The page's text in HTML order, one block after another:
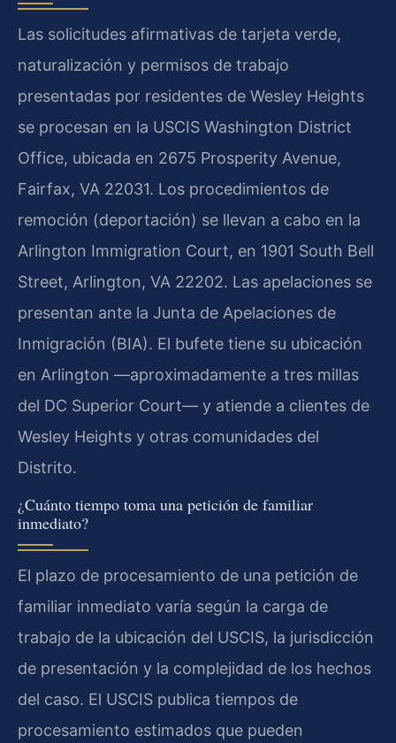
Las solicitudes afirmativas de tarjeta verde,
naturalización y permisos de trabajo
presentadas por residentes de Wesley Heights
se procesan en la USCIS Washington District
Office, ubicada en 2675 Prosperity Avenue,
Fairfax, VA 22031. Los procedimientos de
remoción (deportación) se llevan a cabo en la
Arlington Immigration Court, en 1901 South Bell
Street, Arlington, VA 22202. Las apelaciones se
presentan ante la Junta de Apelaciones de
Inmigración (BIA). El bufete tiene su ubicación
en Arlington —aproximadamente a tres millas
del DC Superior Court— y atiende a clientes de
Wesley Heights y otras comunidades del
Distrito.
¿Cuánto tiempo toma una petición de familiar
inmediato?
El plazo de procesamiento de una petición de
familiar inmediato varía según la carga de
trabajo de la ubicación del USCIS, la jurisdicción
de presentación y la complejidad de los hechos
del caso. El USCIS publica tiempos de
procesamiento estimados que pueden